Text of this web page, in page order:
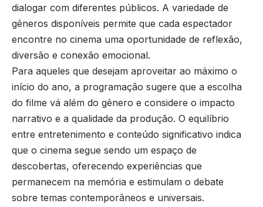
dialogar com diferentes públicos. A variedade de
gêneros disponíveis permite que cada espectador
encontre no cinema uma oportunidade de reflexão,
diversão e conexão emocional.
Para aqueles que desejam aproveitar ao máximo o
início do ano, a programação sugere que a escolha
do filme vá além do gênero e considere o impacto
narrativo e a qualidade da produção. O equilíbrio
entre entretenimento e conteúdo significativo indica
que o cinema segue sendo um espaço de
descobertas, oferecendo experiências que
permanecem na memória e estimulam o debate
sobre temas contemporâneos e universais.